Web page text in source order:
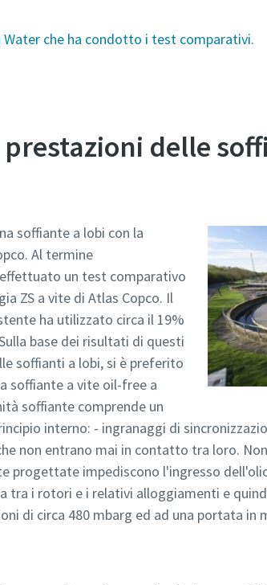
che ha condotto i test comparativi.
delle
soffiante a lobi con la
Al termine
un test comparativo
ZS a vite di Atlas Copco. Il
ha utilizzato circa il 19%
base dei risultati di questi
soffianti a lobi, si è preferito
soffiante a vite oil-free a
soffiante comprende un
interno: - ingranaggi di
non entrano mai in contatto tra loro.
progettate impediscono l'ingresso
tra i rotori e i relativi alloggiamenti e
di circa 480 mbarg ed ad una portata in